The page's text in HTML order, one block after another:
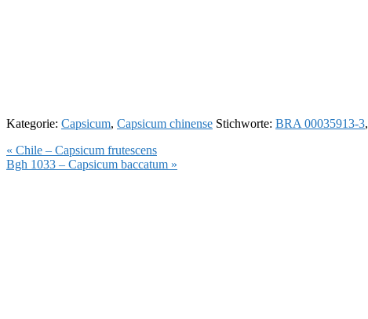
Kategorie: Capsicum, Capsicum chinense Stichworte: BRA 00035913-3,
Vorheriger
Beitrag:
« Chile – Capsicum frutescens
Nächster
Bgh 1033 – Capsicum baccatum »